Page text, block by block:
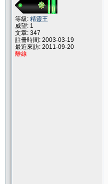
等級: 精靈王
威望: 1
文章: 347
註冊時間: 2003-03-19
最近來訪: 2011-09-20
離線